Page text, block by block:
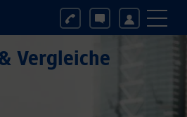
Vergleiche